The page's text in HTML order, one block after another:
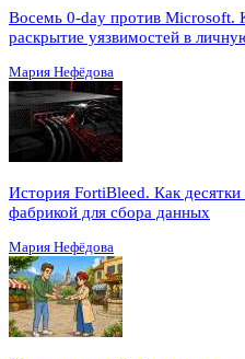
Восемь 0-day против Microsoft.
раскрытие уязвимостей в
Мария Нефёдова
История FortiBleed. Как
фабрикой для сбора данных
Мария Нефёдова